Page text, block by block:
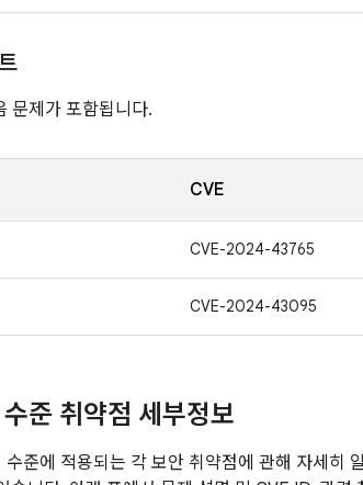
문제가 포함됩니다.
CVE
CVE-2024-43765
CVE-2024-43095
준 취약점 세부정보
준에 적용되는 각 보안 취약점에 관해 자세히